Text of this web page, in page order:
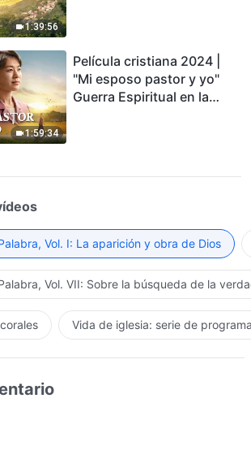
1:39:56
1:59:34
Película cristiana 2024 |
"Mi esposo pastor y yo"
Guerra Espiritual en la
Vol. I: La aparición y obra de Dios
Vol. VII: Sobre la búsqueda de la
Vida de iglesia: serie de